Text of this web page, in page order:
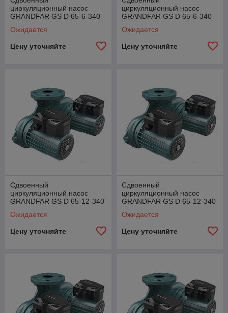
циркуляционный насос
GRANDFAR GS D 65-6-340
Ожидается
Цену уточняйте
циркуляционный насос
GRANDFAR GS D 65-6-340
Ожидается
Цену уточняйте
Сдвоенный
циркуляционный насос
GRANDFAR GS D 65-12-340
Ожидается
Цену уточняйте
Сдвоенный
циркуляционный насос
GRANDFAR GS D 65-12-340
Ожидается
Цену уточняйте